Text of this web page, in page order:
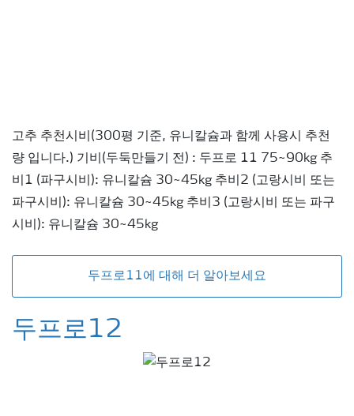
고추 추천시비(300평 기준, 유니칼슘과 함께 사용시 추천
량 입니다.) 기비(두둑만들기 전) : 두프로 11 75~90kg 추
비1 (파구시비): 유니칼슘 30~45kg 추비2 (고랑시비 또는
파구시비): 유니칼슘 30~45kg 추비3 (고랑시비 또는 파구
시비): 유니칼슘 30~45kg
두프로11에 대해 더 알아보세요
두프로12